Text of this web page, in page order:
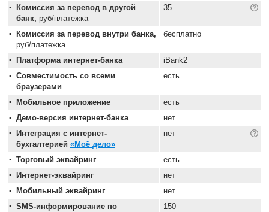
Комиссия за перевод в другой
банк, руб/платежка
35
Комиссия за перевод внутри банка,
руб/платежка
бесплатно
Платформа интернет-банка
iBank2
Совместимость со всеми
браузерами
есть
Мобильное приложение
есть
Демо-версия интернет-банка
нет
Интеграция с интернет-
бухгалтерией «Моё дело»
нет
Торговый эквайринг
есть
Интернет-эквайринг
нет
Мобильный эквайринг
нет
SMS-информирование по
150